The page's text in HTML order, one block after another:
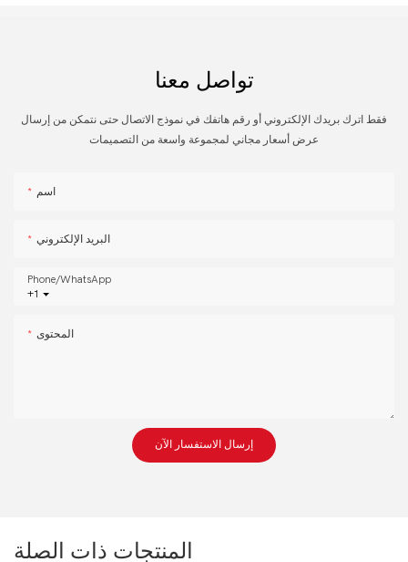
تواصل معنا
فقط اترك بريدك الإلكتروني أو رقم هاتفك في نموذج الاتصال حتى نتمكن من إرسال
عرض أسعار مجاني لمجموعة واسعة من التصميمات
اسم
البريد الإلكتروني
+1
Phone/whatsApp
المحتوى
إرسال الاستفسار الآن
المنتجات ذات الصلة